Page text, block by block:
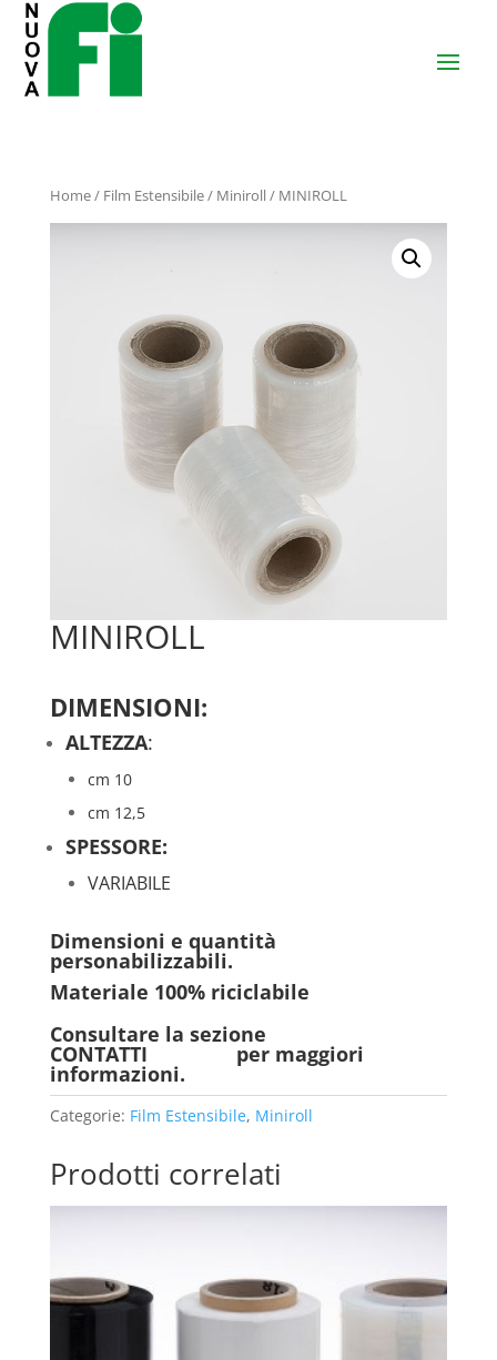
Home/ Film Estensibile/ Miniroll/ MINIROLL
MINIROLL
DIMENSIONI:
ALTEZZA:
cm 10
cm 12,5
SPESSORE:
VARIABILE
Dimensioni e quantità
personabilizzabili.
Materiale 100% riciclabile
Consultare la sezione
CONTATTI per maggiori
informazioni.
Categorie: Film Estensibile, Miniroll
Prodotti correlati